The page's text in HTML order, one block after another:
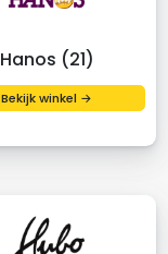
Hanos (21)
Bekijk winkel →